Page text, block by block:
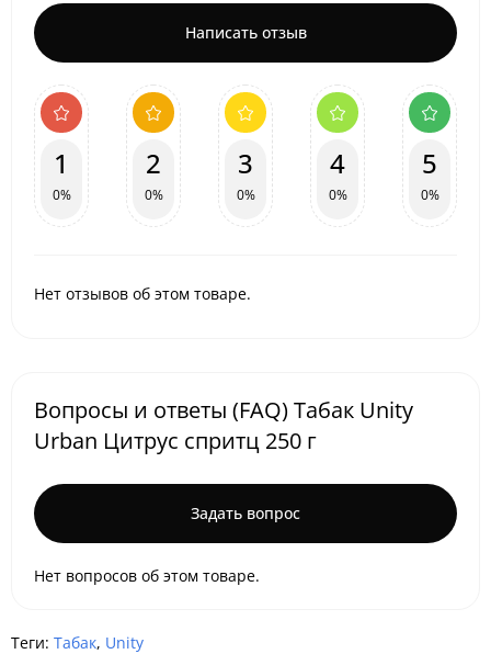
Написать отзыв
1
0%
2
0%
3
0%
4
0%
5
0%
Нет отзывов об этом товаре.
Вопросы и ответы (FAQ) Табак Unity
Urban Цитрус спритц 250 г
Задать вопрос
Нет вопросов об этом товаре.
Теги: Табак, Unity